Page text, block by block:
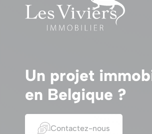
Un projet
en Belgique ?
Contactez-nous